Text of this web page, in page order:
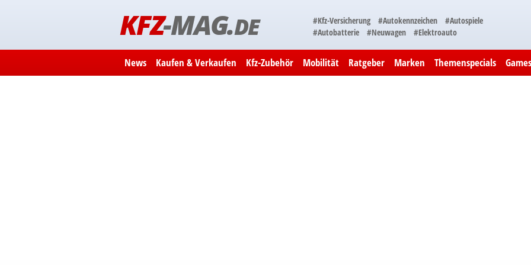
KFZ-MAG.DE #Kfz-Versicherung #Autokennzeichen
#Autospiele
#Autobatterie
#Neuwagen #Elektroauto
News Kaufen & Verkaufen Kfz-Zubehör Mobilität Ratgeber Marken Themenspecials Games